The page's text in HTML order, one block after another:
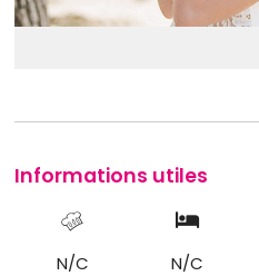
Informations utiles
N/C N/C